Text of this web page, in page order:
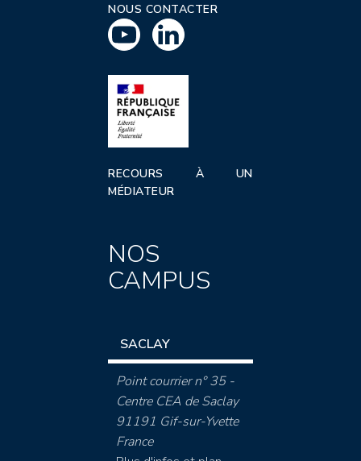
NOUS CONTACTER
RECOURS À UN
MÉDIATEUR
NOS
CAMPUS
SACLAY
Point courrier n° 35 -
Centre CEA de Saclay
91191 Gif-sur-Yvette
France